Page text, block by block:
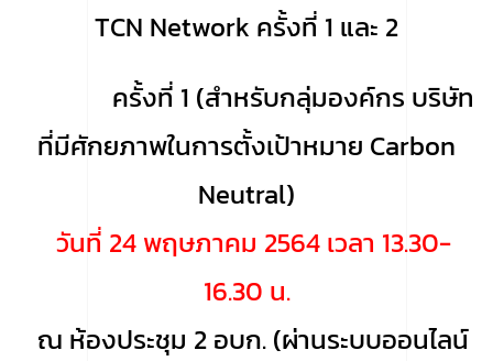
TCN Network ครั้งที่ 1 และ 2
ครั้งที่ 1 (สำหรับกลุ่มองค์กร บริษัท
ที่มีศักยภาพในการตั้งเป้าหมาย Carbon
Neutral)
วันที่ 24 พฤษภาคม 2564 เวลา 13.30-
16.30 น.
ณ ห้องประชุม 2 อบก. (ผ่านระบบออนไลน์